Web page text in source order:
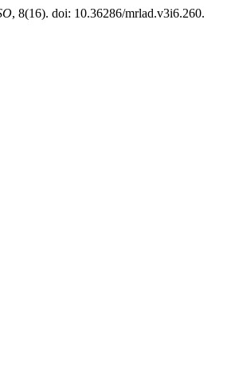
, 8(16). doi: 10.36286/mrlad.v3i6.260.